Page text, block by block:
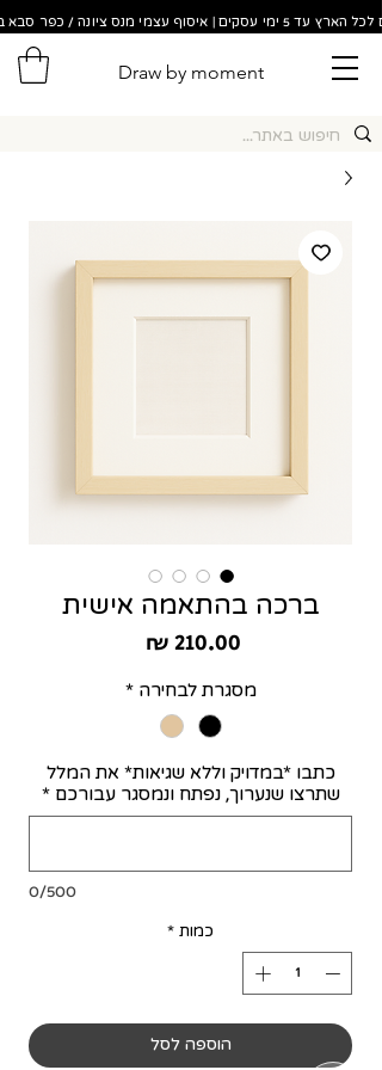
| איסוף עצמי מנס ציונה / כפר סבא בתוך 48 שעות!
Draw by moment
ברכה בהתאמה אישית
מסגרת לבחירה *
כתבו *במדויק וללא שגיאות* את המלל
שתרצו שנערוך, נפתח ונמסגר עבורכם *
0/500
כמות *
הוספה לסל